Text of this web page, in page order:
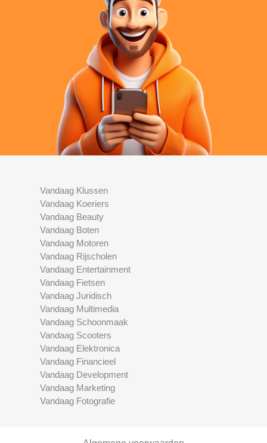
Vandaag Klussen
Vandaag Koeriers
Vandaag Beauty
Vandaag Boten
Vandaag Motoren
Vandaag Rijscholen
Vandaag Entertainment
Vandaag Fietsen
Vandaag Juridisch
Vandaag Multimedia
Vandaag Schoonmaak
Vandaag Scooters
Vandaag Elektronica
Vandaag Financieel
Vandaag Development
Vandaag Marketing
Vandaag Fotografie